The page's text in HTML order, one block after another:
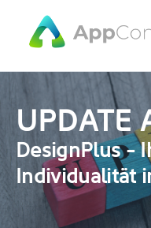
UPDATE
DesignPlus -
Individualität